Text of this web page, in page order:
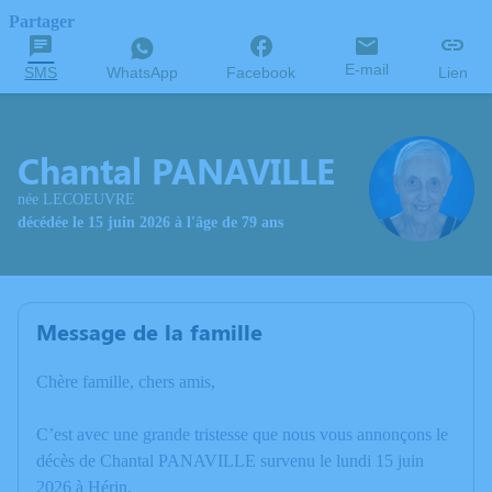
Partager
SMS WhatsApp Facebook E-mail Lien
Chantal PANAVILLE
née LECOEUVRE
décédée le 15 juin 2026 à l'âge de 79 ans
Message de la famille
Chère famille, chers amis,
C’est avec une grande tristesse que nous vous annonçons le
décès de Chantal PANAVILLE survenu le lundi 15 juin
2026 à Hérin.